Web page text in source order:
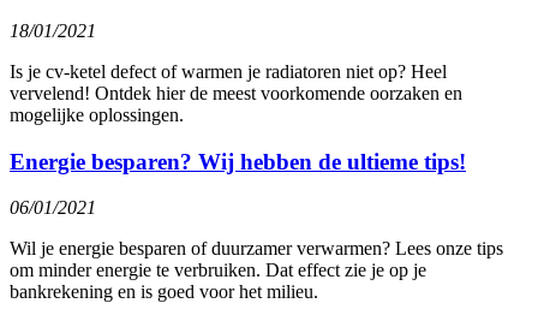
18/01/2021
Is je cv-ketel defect of warmen je radiatoren niet op? Heel
vervelend! Ontdek hier de meest voorkomende oorzaken en
mogelijke oplossingen.
Energie besparen? Wij hebben de ultieme tips!
06/01/2021
Wil je energie besparen of duurzamer verwarmen? Lees onze tips
om minder energie te verbruiken. Dat effect zie je op je
bankrekening en is goed voor het milieu.